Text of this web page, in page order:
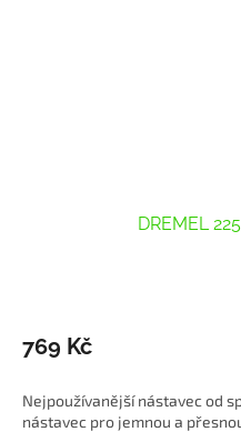
DREMEL
769 Kč
Nejpoužívanější nástavec od
nástavec pro jemnou a